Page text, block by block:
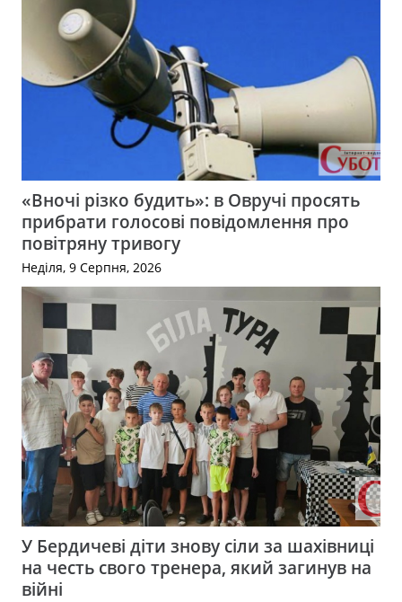
«Вночі різко будить»: в Овручі просять
прибрати голосові повідомлення про
повітряну тривогу
Неділя, 9 Серпня, 2026
У Бердичеві діти знову сіли за шахівниці
на честь свого тренера, який загинув на
війні